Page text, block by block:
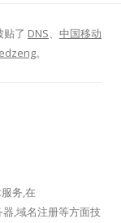
贴了 DNS、 中国移动
。
务,在
器,域名注册等方面技